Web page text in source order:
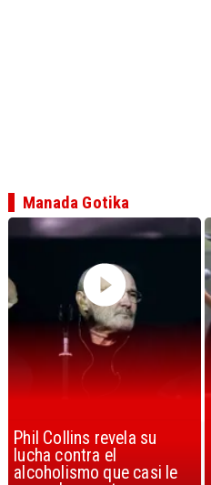
U2 lanza nuevo sencillo
con estribillo en español:
Streets of Dreams
Manada Gotika